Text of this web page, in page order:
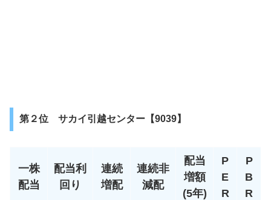
第２位 サカイ引越センター【9039】
一株
配当
配当利
回り
連続
増配
連続非
減配
配当
増額
(5年)
P
E
R
P
B
R